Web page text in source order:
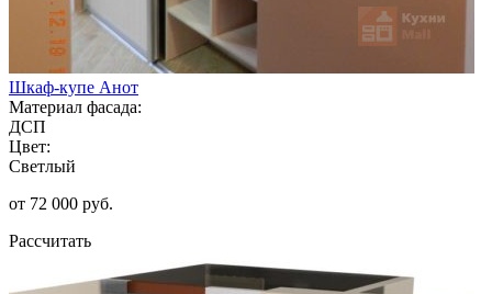
Шкаф-купе Анот
Материал фасада:
ДСП
Цвет:
Светлый
от 72 000 руб.
Рассчитать